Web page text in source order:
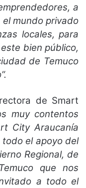
a
mundo privado
locales, para
bien público,
de Temuco
de Smart
muy contentos
City Araucanía
el apoyo del
Regional, de
que nos
a todo el